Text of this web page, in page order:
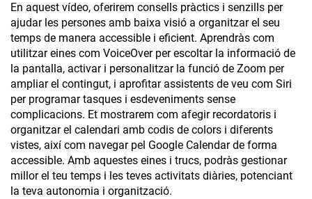
En aquest vídeo, oferirem consells pràctics i senzills per
ajudar les persones amb baixa visió a organitzar el seu
temps de manera accessible i eficient. Aprendràs com
utilitzar eines com VoiceOver per escoltar la informació de
la pantalla, activar i personalitzar la funció de Zoom per
ampliar el contingut, i aprofitar assistents de veu com Siri
per programar tasques i esdeveniments sense
complicacions. Et mostrarem com afegir recordatoris i
organitzar el calendari amb codis de colors i diferents
vistes, així com navegar pel Google Calendar de forma
accessible. Amb aquestes eines i trucs, podràs gestionar
millor el teu temps i les teves activitats diàries, potenciant
la teva autonomia i organització.